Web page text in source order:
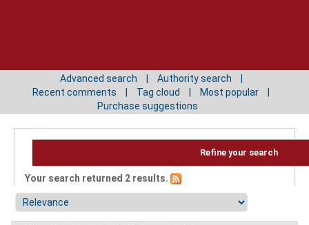
Advanced search
Authority search
Recent comments
Tag cloud
Most popular
Purchase suggestions
Refine your search
Your search returned 2 results.